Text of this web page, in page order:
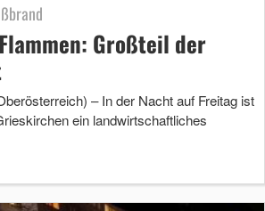
Großteil der
– In der Nacht auf Freitag ist
ein landwirtschaftliches